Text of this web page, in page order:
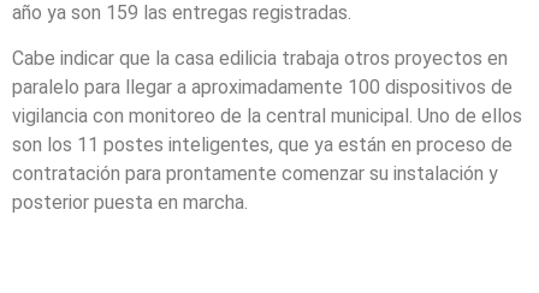
año ya son 159 las entregas registradas.
Cabe indicar que la casa edilicia trabaja otros proyectos en
paralelo para llegar a aproximadamente 100 dispositivos de
vigilancia con monitoreo de la central municipal. Uno de ellos
son los 11 postes inteligentes, que ya están en proceso de
contratación para prontamente comenzar su instalación y
posterior puesta en marcha.